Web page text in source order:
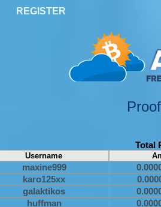
REGISTER
Total
Username
maxine999
karo125xx
galaktikos
huffman